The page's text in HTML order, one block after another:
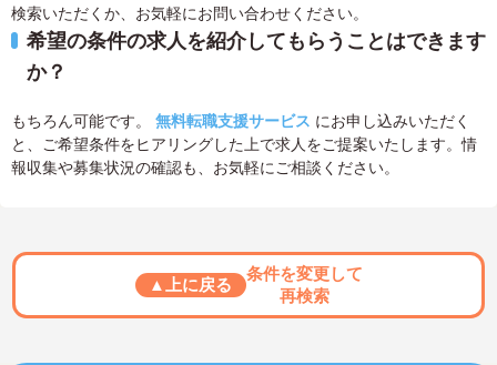
検索いただくか、お気軽にお問い合わせください。
希望の条件の求人を紹介してもらうことはできます
か？
もちろん可能です。 無料転職支援サービス にお申し込みいただく
と、ご希望条件をヒアリングした上で求人をご提案いたします。情
報収集や募集状況の確認も、お気軽にご相談ください。
▲上に戻る
条件を変更して
再検索